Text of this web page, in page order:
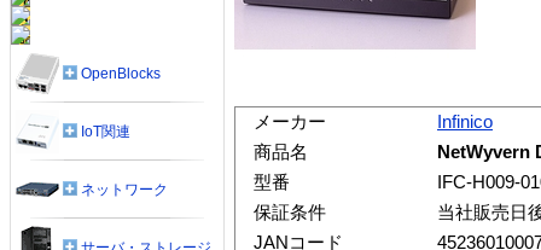
メーカー
Infinico
商品名
NetWyvern
型番
IFC-H009-
保証条件
当社販売日
JANコード
OpenBlocks
IoT関連
ネットワーク